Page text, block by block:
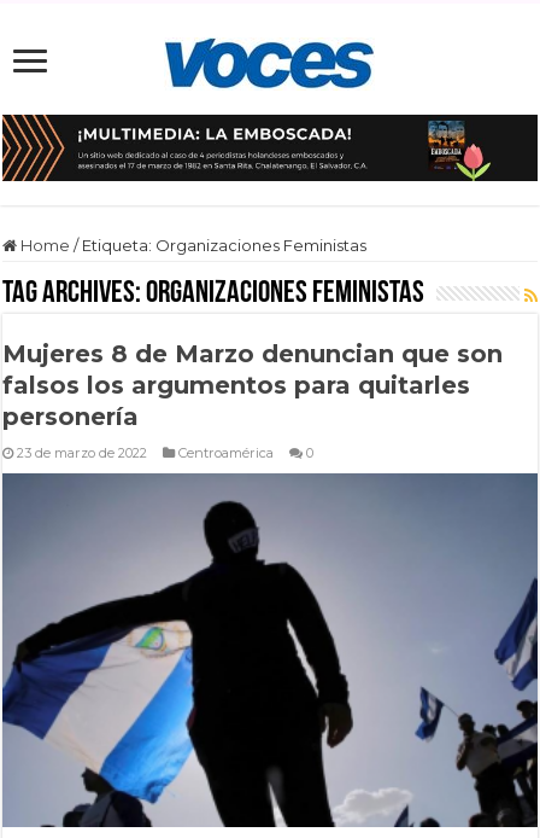
Home / Etiqueta: Organizaciones Feministas
Tag Archives:Organizaciones Feministas
Mujeres 8 de Marzo denuncian que son
falsos los argumentos para quitarles
personería
23 de marzo de 2022 Centroamérica 0